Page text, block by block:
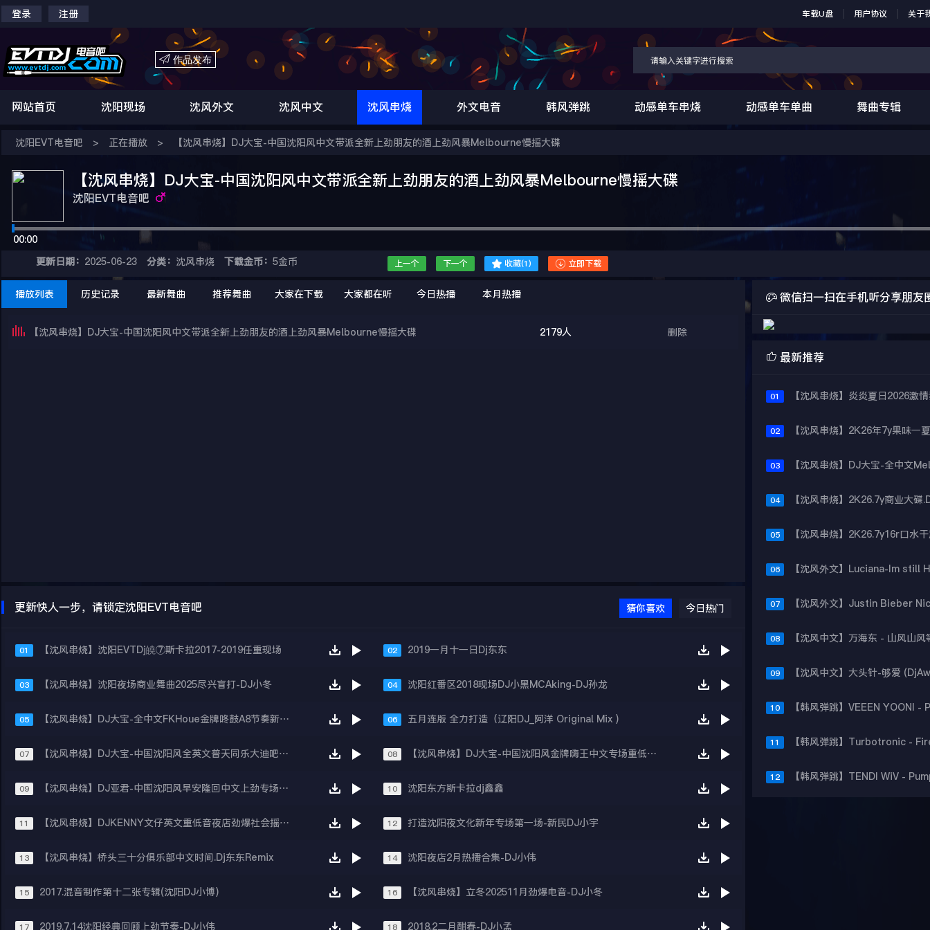
登录 注册 车载U盘 用户协议 关于
 作品发布
网站首页 沈阳现场 沈风外文 沈风中文 沈风串烧 外文电音 韩风弹跳 动感单车串烧 动感单车单曲 舞曲专辑
沈阳EVT电音吧 > 正在播放 > 【沈风串烧】DJ大宝-中国沈阳风中文带派全新上劲朋友的酒上劲风暴Melbourne慢摇大碟
【沈风串烧】DJ大宝-中国沈阳风中文带派全新上劲朋友的酒上劲风暴Melbourne慢摇大碟
沈阳EVT电音吧
00:00
更新日期： 2025-06-23 分类： 沈风串烧 下载金币：5金币 上一个 下一个  收藏(1)  立即下载
播放列表 历史记录 最新舞曲 推荐舞曲 大家在下载 大家都在听 今日热播 本月热播
【沈风串烧】DJ大宝-中国沈阳风中文带派全新上劲朋友的酒上劲风暴Melbourne慢摇大碟 2179人 删除
更新快人一步，请锁定沈阳EVT电音吧 猜你喜欢 今日热门
01 【沈风串烧】沈阳EVTDj皢⑦斯卡拉2017-2019任重现场 02 2019一月十一日Dj东东
03 【沈风串烧】沈阳夜场商业舞曲2025尽兴盲打-DJ小冬 04 沈阳红番区2018现场DJ小黑MCAking-DJ孙龙
05 【沈风串烧】DJ大宝-全中文FKHoue金牌咚鼓A8节奏新回心转意狼爱上羊MUSIC慢摇大碟 06 五月连版 全力打造（辽阳DJ_阿洋 Original Mix )
07 【沈风串烧】DJ大宝-中国沈阳风全英文普天同乐大迪吧上劲风暴MelbournE慢摇大碟 08 【沈风串烧】DJ大宝-中国沈阳风金牌嗨王中文专场重低音上劲风暴Melbourne慢摇大碟
09 【沈风串烧】DJ亚君-中国沈阳风早安隆回中文上劲专场慢摇风暴大碟 10 沈阳东方斯卡拉dj鑫鑫
11 【沈风串烧】DJKENNY文仔英文重低音夜店劲爆社会摇弹跳电音串烧 12 打造沈阳夜文化新年专场第一场-新民DJ小宇
13 【沈风串烧】桥头三十分俱乐部中文时间.Dj东东Remix 14 沈阳夜店2月热播合集-DJ小伟
15 2017.混音制作第十二张专辑(沈阳DJ小博) 16 【沈风串烧】立冬202511月劲爆电音-DJ小冬
17 2019.7.14沈阳经典回顾上劲节奏-DJ小伟 18 2018.2二月酣春-DJ小孟
微信扫一扫在手机听分享朋友
 最新推荐
01
02
03
04
05
06
07
08
09
10
11
12